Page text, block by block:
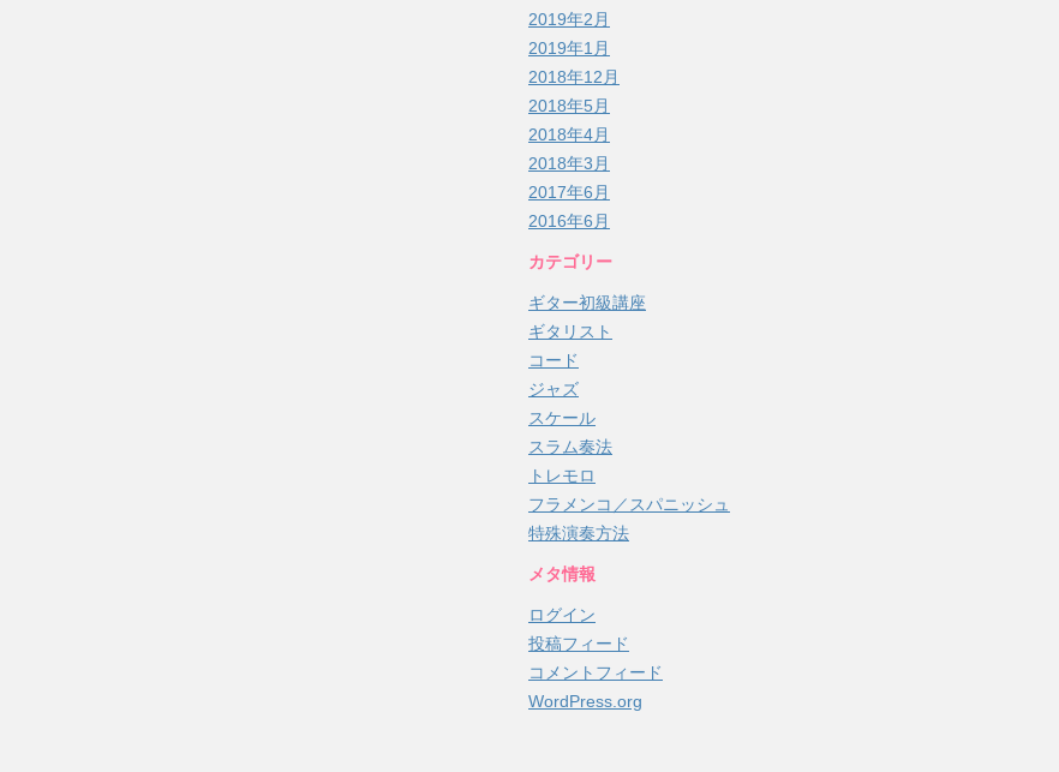
2019年2月
2019年1月
2018年12月
2018年5月
2018年4月
2018年3月
2017年6月
2016年6月
カテゴリー
ギター初級講座
ギタリスト
コード
ジャズ
スケール
スラム奏法
トレモロ
フラメンコ／スパニッシュ
特殊演奏方法
メタ情報
ログイン
投稿フィード
コメントフィード
WordPress.org